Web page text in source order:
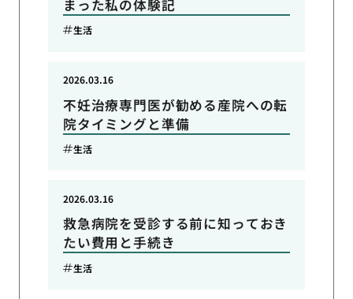
まった私の体験記
生活
不妊治療専門医が勧める産院への転
院タイミングと準備
2026.03.16
生活
救急病院を受診する前に知っておき
たい費用と手続き
2026.03.16
生活